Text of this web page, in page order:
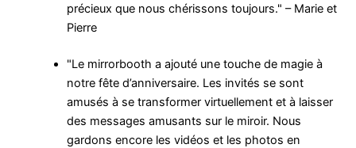
précieux que nous chérissons toujours." – Marie et
Pierre
"Le mirrorbooth a ajouté une touche de magie à
notre fête d’anniversaire. Les invités se sont
amusés à se transformer virtuellement et à laisser
des messages amusants sur le miroir. Nous
gardons encore les vidéos et les photos en